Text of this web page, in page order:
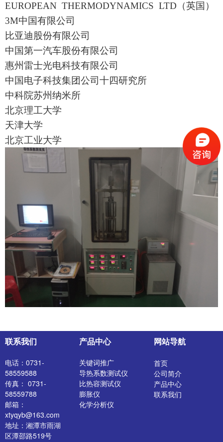
EUROPEAN THERMODYNAMICS LTD （英国）
3M中国有限公司
比亚迪股份有限公司
中国第一汽车股份有限公司
惠州雷士光电科技有限公司
中国电子科技集团公司十四研究所
中科院苏州纳米所
北京理工大学
天津大学
北京工业大学
联系我们
电话：0731-
58559588
传真： 0731-
58559788
邮箱：
xtyqyb@163.com
地址：湘潭市雨湖
区潭邵路519号
产品中心
关键词推广
导热系数测试仪
比热容测试仪
膨胀仪
化学分析仪
网站导航
首页
公司简介
产品中心
联系我们